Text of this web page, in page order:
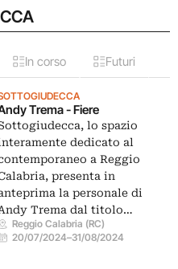
In corso Futuri
Trema - Fiere
lo spazio
dedicato al
a Reggio
presenta in
la personale di
Trema dal titolo…
Reggio Calabria (RC)
20/07/2024–31/08/2024